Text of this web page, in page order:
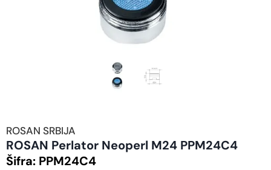
ROSAN SRBIJA
ROSAN Perlator Neoperl M24 PPM24C4
Šifra: PPM24C4